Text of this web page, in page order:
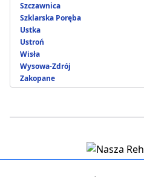
Szczawnica
Szklarska Poręba
Ustka
Ustroń
Wisła
Wysowa-Zdrój
Zakopane